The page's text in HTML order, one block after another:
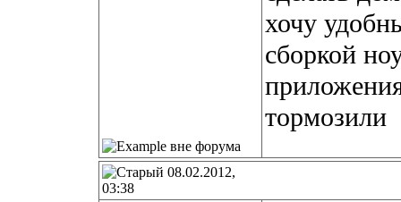
хочу
сборкой
тормозили
08.02.2012,
03:38